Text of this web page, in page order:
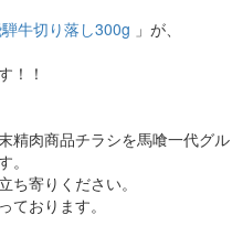
騨牛切り落し300g 」が、
！！
精肉商品チラシを馬喰一代グル
ち寄りください。
ております。